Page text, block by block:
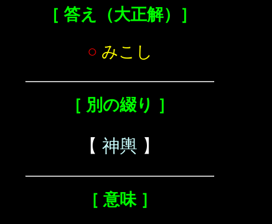
［ 答え（大正解）］
○ みこし
［ 別の綴り ］
【 神輿 】
［ 意味 ］